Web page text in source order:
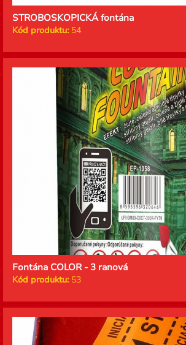
STROBOSKOPICKÁ fontána
Kód produktu: 54
Fontána COLOR - 3 ranová
Kód produktu: 53